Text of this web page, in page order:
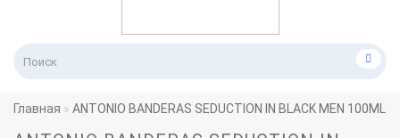
Главная ANTONIO BANDERAS SEDUCTION IN BLACK MEN 100ML